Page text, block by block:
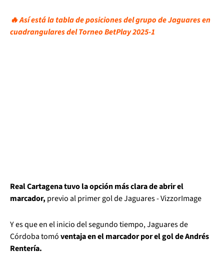
🔥 Así está la tabla de posiciones del grupo de Jaguares en
cuadrangulares del Torneo BetPlay 2025-1
Real Cartagena tuvo la opción más clara de abrir el
marcador, previo al primer gol de Jaguares - VizzorImage
Y es que en el inicio del segundo tiempo, Jaguares de
Córdoba tomóventaja en el marcador por el gol de Andrés
Rentería.